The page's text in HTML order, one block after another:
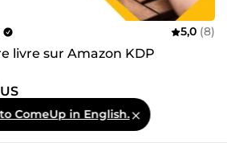
5,0 (8)
livre sur Amazon KDP
ComeUp in English.